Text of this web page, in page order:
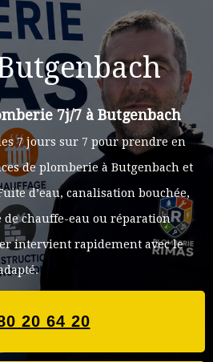
7j/7 à Butgenbach
7 jours sur 7 pour prendre en
de plomberie à Butgenbach et
d’eau, canalisation bouchée,
de chauffe-eau ou réparation
intervient rapidement avec le
20 64 20